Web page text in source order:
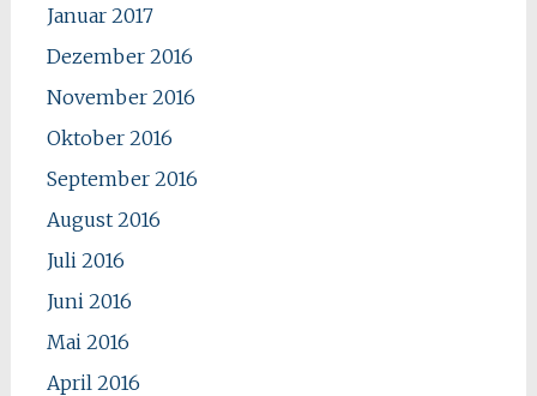
Januar 2017
Dezember 2016
November 2016
Oktober 2016
September 2016
August 2016
Juli 2016
Juni 2016
Mai 2016
April 2016